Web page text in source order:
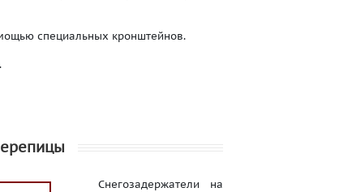
специальных кронштейнов.
Снегозадержатели на